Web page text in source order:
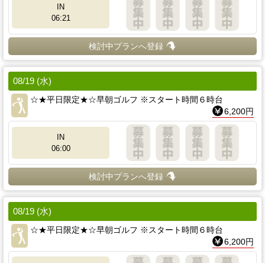
IN
06:21
検討中プランへ登録
08/19 (水)
☆★平日限定★☆早朝ゴルフ ※スタート時間６時台
6,200円
IN
06:00
検討中プランへ登録
08/19 (水)
☆★平日限定★☆早朝ゴルフ ※スタート時間６時台
6,200円